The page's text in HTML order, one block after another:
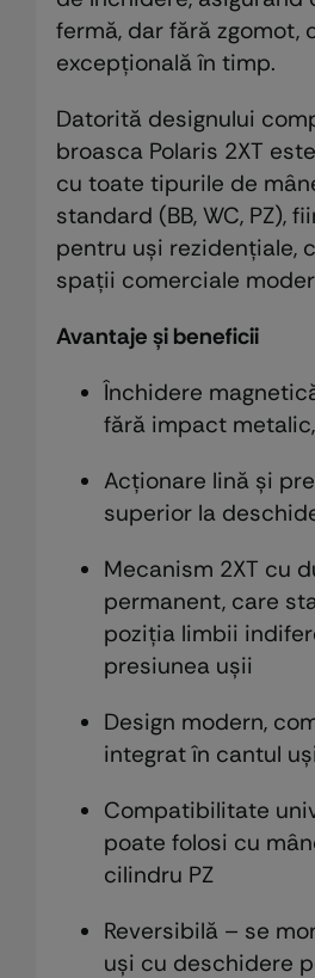
fermă, dar fără zgomot,
excepțională în timp.
Datorită designului
broasca Polaris 2XT
cu toate tipurile de
standard (BB, WC, PZ),
pentru uși rezidențiale,
spații comerciale
Avantaje și beneficii
Închidere
fără impact
Acționare lină și
superior la
Mecanism 2XT cu
permanent, care
poziția limbii
presiunea ușii
Design modern,
integrat în cantul
Compatibilitate
poate folosi cu
cilindru PZ
Reversibilă – se
uși cu deschidere